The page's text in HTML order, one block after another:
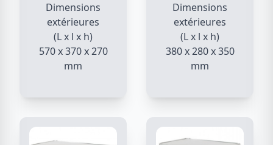
Dimensions
extérieures
(L x l x h)
570 x 370 x 270
mm
Dimensions
extérieures
(L x l x h)
380 x 280 x 350
mm